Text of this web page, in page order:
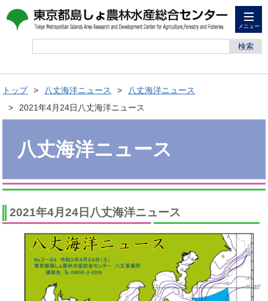
メニュー
検索
トップ 八丈海洋ニュース
八丈海洋ニュース
2021年4月24日八丈海洋ニュース
八丈海洋ニュース
2021年4月24日八丈海洋ニュース